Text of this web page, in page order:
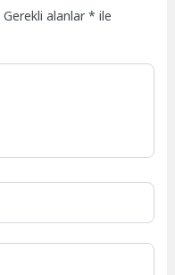
Gerekli alanlar* ile